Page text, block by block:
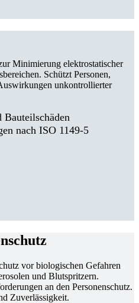
Minimierung elektrostatischer
Schützt Personen,
unkontrollierter
nach ISO 1149-5
vor biologischen Gefahren
und Blutspritzern.
an den Personenschutz.
Zuverlässigkeit.